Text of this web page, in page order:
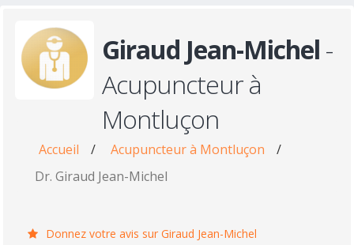
Giraud Jean-Michel -
Acupuncteur à
Montluçon
Accueil / Acupuncteur à Montluçon
/
Dr. Giraud Jean-Michel
Donnez votre avis sur Giraud Jean-Michel